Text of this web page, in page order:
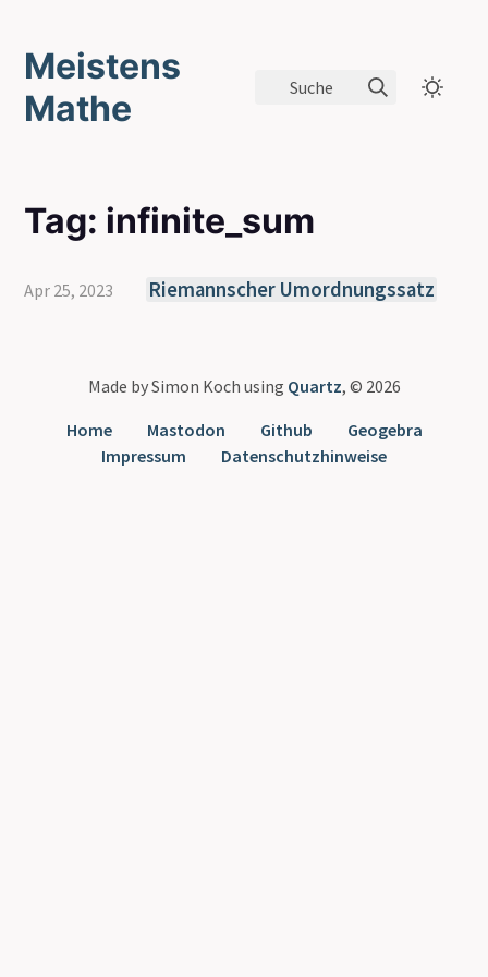
Meistens
Mathe
Suche
Tag: infinite_sum
Apr 25, 2023 Riemannscher Umordnungssatz
Made by Simon Koch using Quartz, © 2026
Home
Mastodon Github
Geogebra
Impressum
Datenschutzhinweise